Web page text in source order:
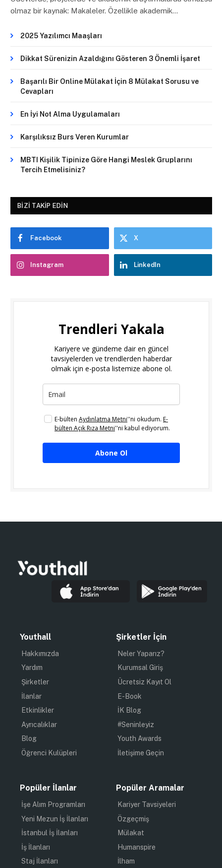
olmaz bir kaynak: Makaleler. Özellikle akademik…
2025 Yazılımcı Maaşları
Dikkat Sürenizin Azaldığını Gösteren 3 Önemli İşaret
Başarılı Bir Online Mülakat İçin 8 Mülakat Sorusu ve
Cevapları
En İyi Not Alma Uygulamaları
Karşılıksız Burs Veren Kurumlar
MBTI Kişilik Tipinize Göre Hangi Meslek Gruplarını
Tercih Etmelisiniz?
BIZI TAKIP EDIN
Facebook X
Instagram LinkedIn
Trendleri Yakala
Kariyere ve gündeme dair en güncel
tavsiyelerden ve trendlerden haberdar
olmak için e-posta listemize abone ol.
E-bülten Aydınlatma Metni''ni okudum. E-
bülten Açık Rıza Metni''ni kabul ediyorum.
Abone Ol
Youthall
Hakkımızda
Yardım
Şirketler
İlanlar
Etkinlikler
Ayrıcalıklar
Blog
Öğrenci Kulüpleri
Şirketler İçin
Neler Yaparız?
Kurumsal Giriş
Ücretsiz Kayıt Ol
E-Book
İK Blog
#Seninleyiz
Youth Awards
İletişime Geçin
Popüler İlanlar
İşe Alım Programları
Yeni Mezun İş İlanları
İstanbul İş İlanları
İş İlanları
Staj İlanları
Popüler Aramalar
Kariyer Tavsiyeleri
Özgeçmiş
Mülakat
Humanspire
İlham